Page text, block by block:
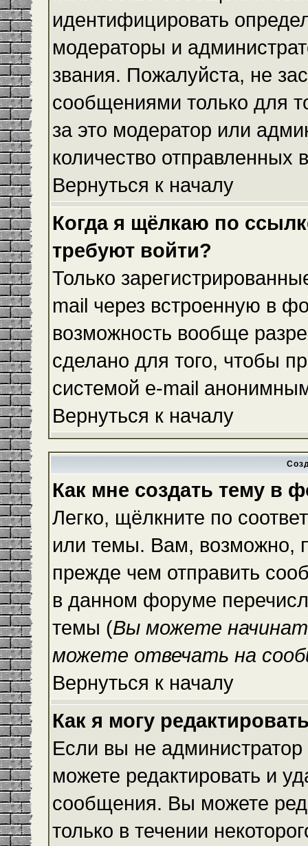
идентифицировать
модераторы и
звания. Пожалуйста, не
сообщениями только для
за это модератор или
количество
Вернуться к началу
Когда я щёлкаю по
требуют войти?
Только
mail через встроенную в
возможность вообще
сделано для того, чтобы
системой e-mail
Вернуться к началу
Как мне создать тему в
Легко, щёлкните по
или темы. Вам, возможно,
прежде чем отправить
в данном форуме
темы (Вы можете
можете отвечать на
Вернуться к началу
Как я могу
Если вы не
можете редактировать и
сообщения. Вы можете
только в течении